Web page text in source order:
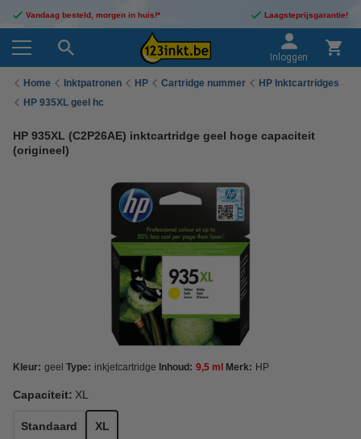
Vandaag besteld, morgen in huis!* Laagsteprijsgarantie!
Inloggen
Home Inktpatronen HP Cartridge nummer
HP Inktcartridges
HP 935XL geel hc
HP 935XL (C2P26AE) inktcartridge geel hoge capaciteit
(origineel)
Kleur: geel Type: inkjetcartridge Inhoud: 9,5 ml Merk: HP
Capaciteit: XL
Standaard XL